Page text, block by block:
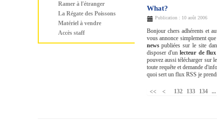
What?
Publication : 10 août 2006
Bonjour chers adhérents et
vous annonce simplement
newspubliées sur le site
disposer d'unlecteur de
pouvez aussi télécharger sur
toute requête et demande
quoi sert un flux RSS je
132 133 134 ...
Ramer à l'étranger
La Régate des Poissons
Matériel à vendre
Accès staff